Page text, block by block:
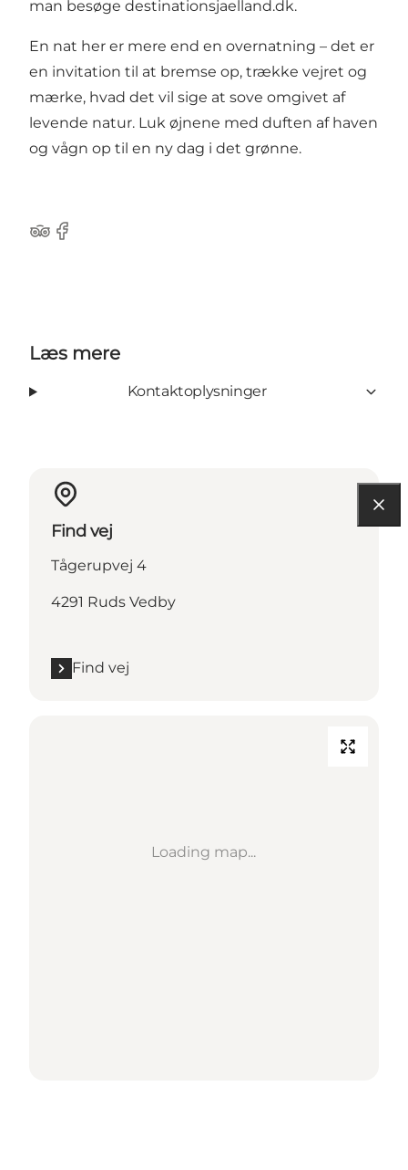
man besøge destinationsjaelland.dk.
En nat her er mere end en overnatning – det er
en invitation til at bremse op, trække vejret og
mærke, hvad det vil sige at sove omgivet af
levende natur. Luk øjnene med duften af haven
og vågn op til en ny dag i det grønne.
Tripadvisor
Facebook
Læs mere
Kontaktoplysninger
Find vej
Tågerupvej 4
4291 Ruds Vedby
Find vej
Loading map...